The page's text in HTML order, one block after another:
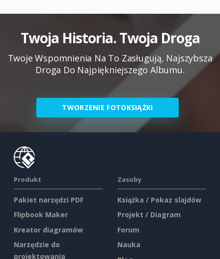
Twoja Historia. Twoja Droga
Twoje Wspomnienia Na To Zasługują, Najszybsza
Droga Do Najpiękniejszego Albumu.
TWORZENIE FOTOKSIĄŻKI
Produkt
Pakiet narzędzi PDF
Flipbook Maker
Kreator diagramów
Narzędzie do
projektowania
Zasoby
Książka / Pokaz slajdów
Projekt / Diagram
Forum
Nauka